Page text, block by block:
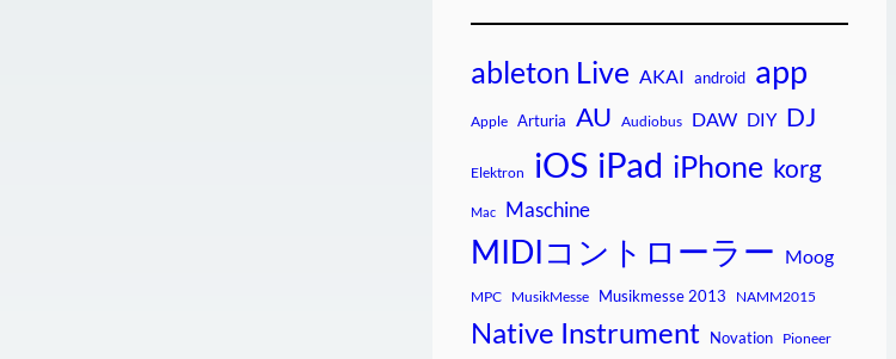
ableton Live AKAI android app
Apple Arturia AU Audiobus DAW DIY DJ
Elektron iOS iPad iPhone korg
Mac Maschine
MIDIコントローラー Moog
MPC MusikMesse Musikmesse 2013 NAMM2015
Native Instrument Novation Pioneer